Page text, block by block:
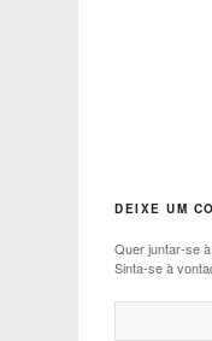
DEIXE UM
Quer juntar-se
Sinta-se à